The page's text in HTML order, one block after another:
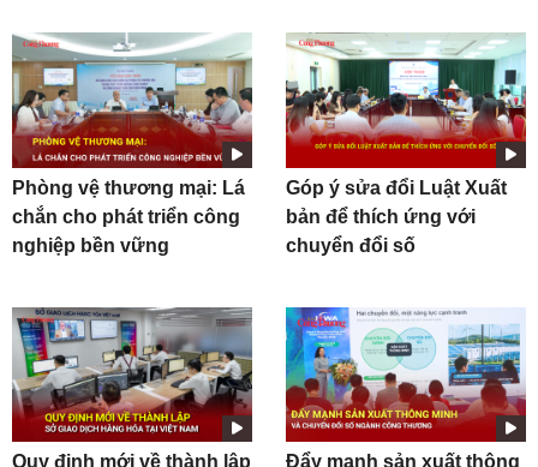
Phòng vệ thương mại: Lá
chắn cho phát triển công
nghiệp bền vững
Góp ý sửa đổi Luật Xuất
bản để thích ứng với
chuyển đổi số
Quy định mới về thành lập Đẩy mạnh sản xuất thông